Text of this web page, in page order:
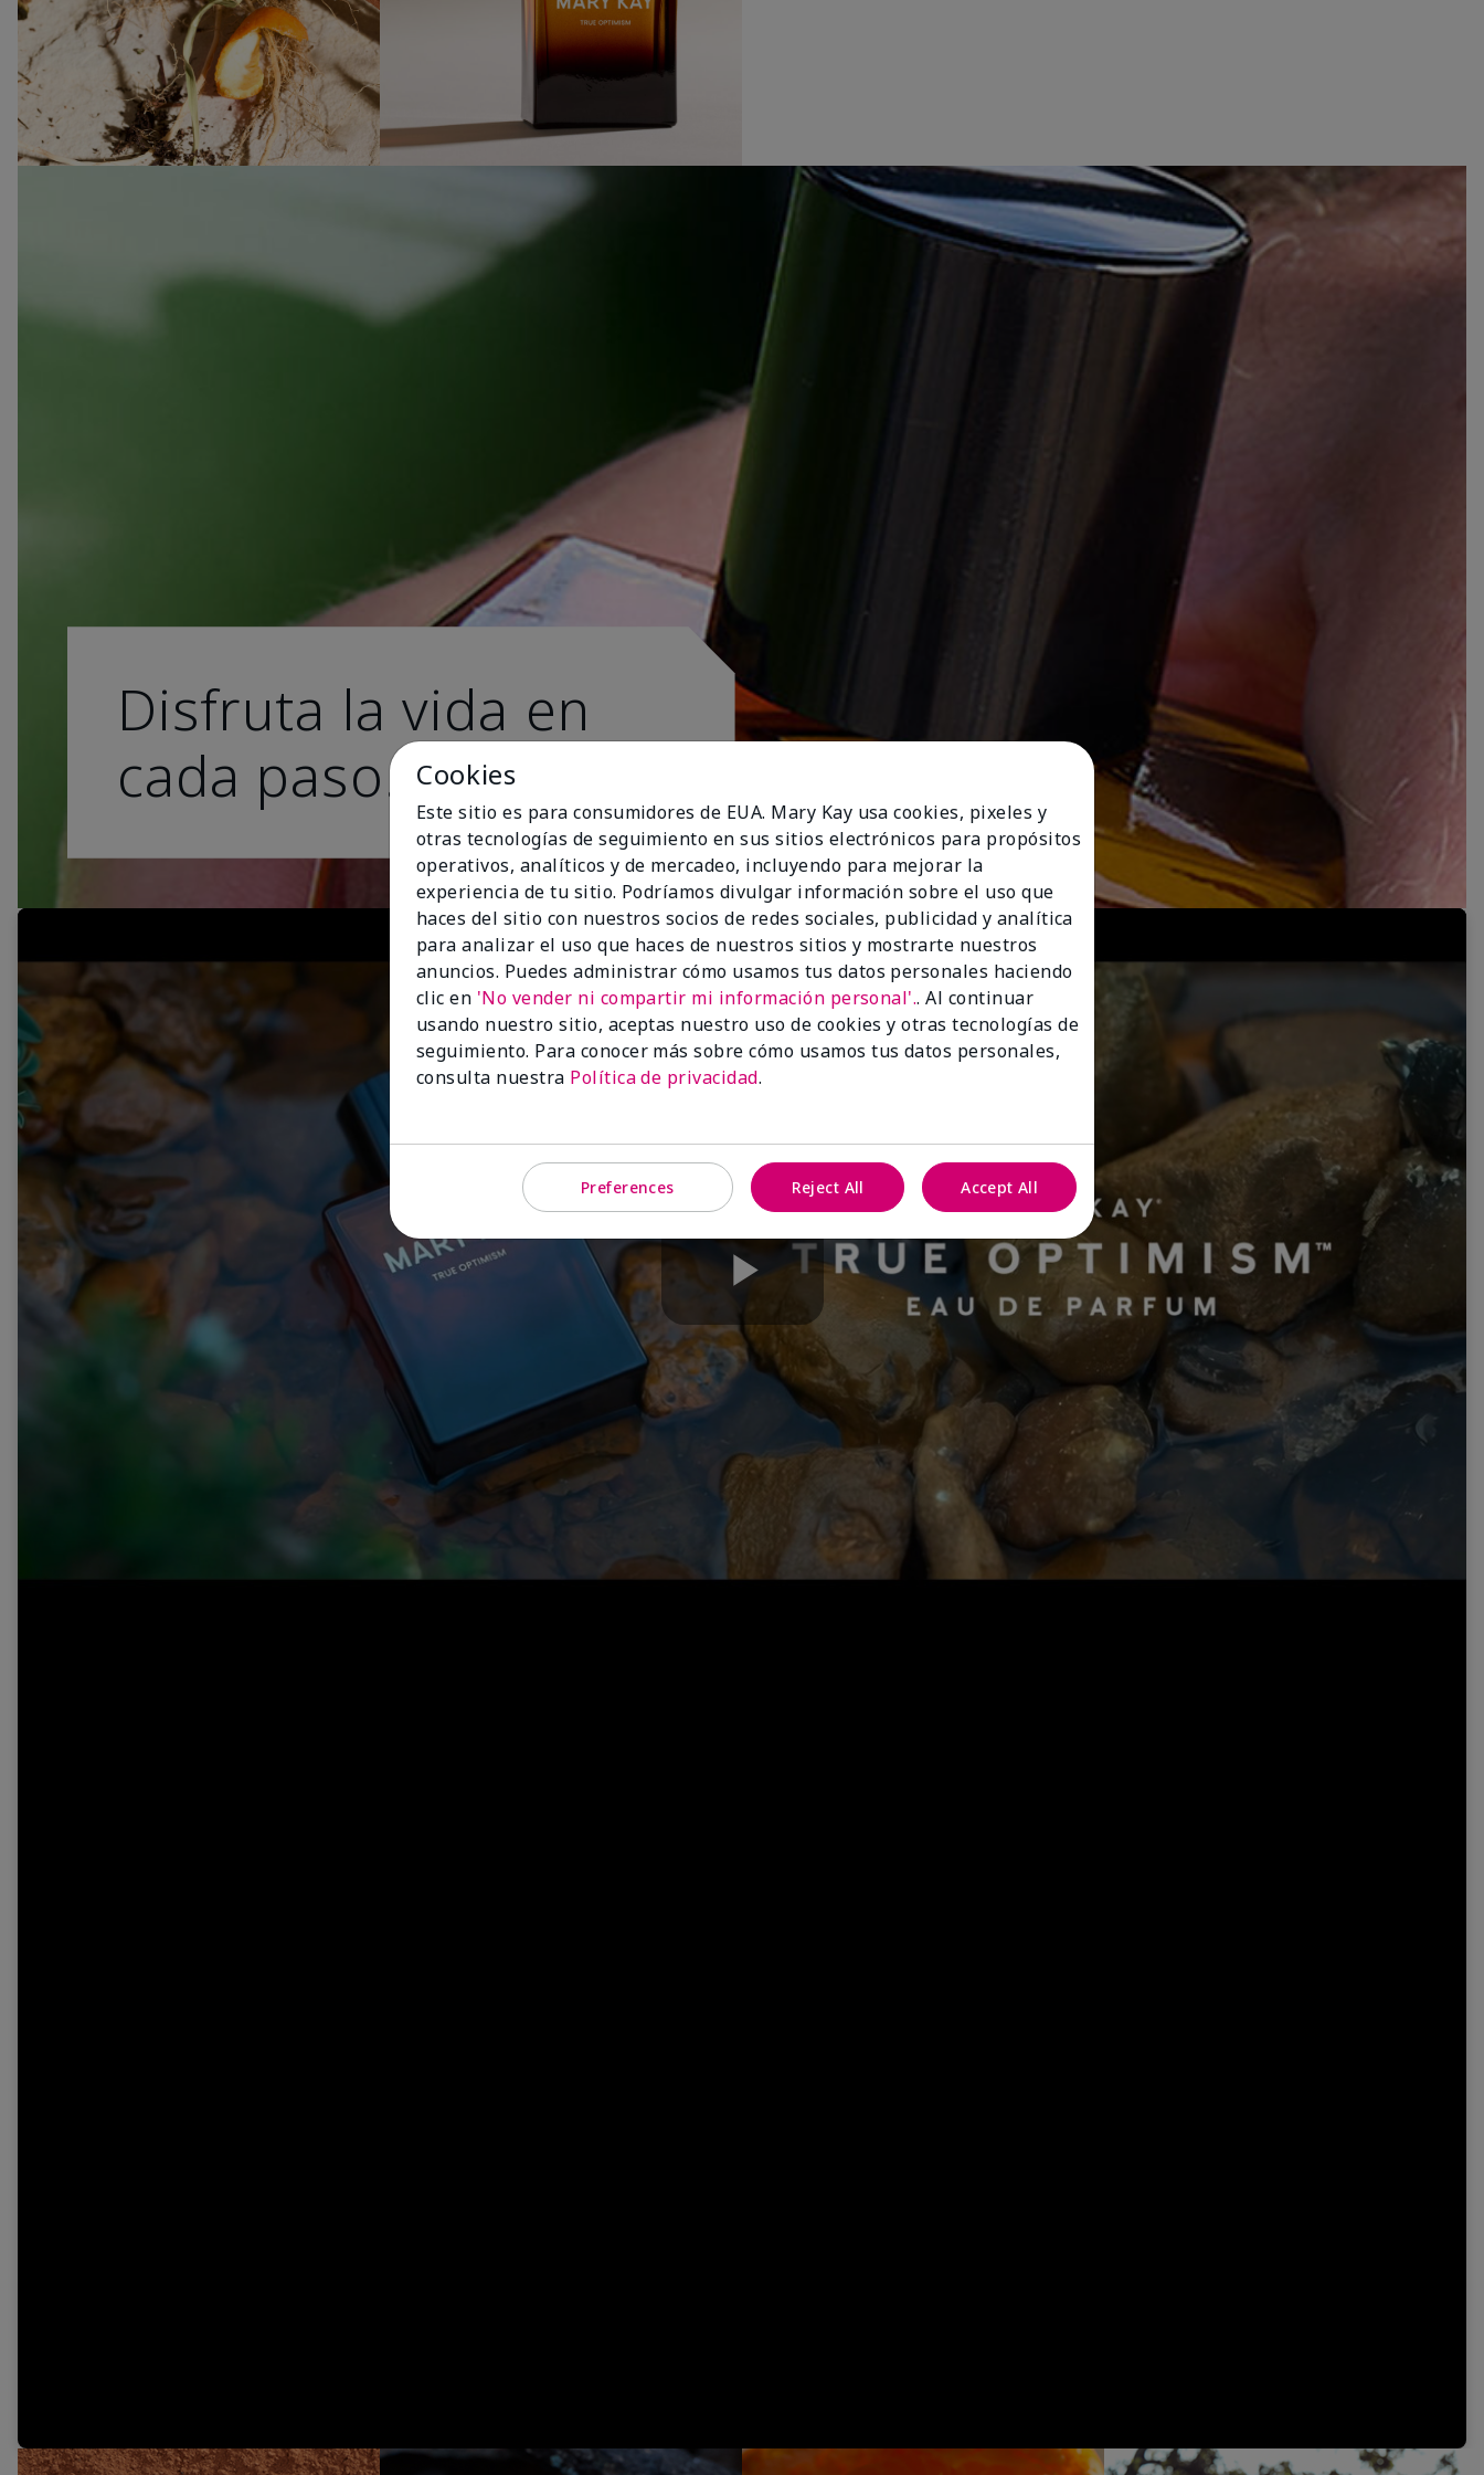
Disfruta la vida en
cada paso.
Play
Video
Cookies
Este sitio es para consumidores de EUA. Mary Kay usa cookies, pixeles y
otras tecnologías de seguimiento en sus sitios electrónicos para propósitos
operativos, analíticos y de mercadeo, incluyendo para mejorar la
experiencia de tu sitio. Podríamos divulgar información sobre el uso que
haces del sitio con nuestros socios de redes sociales, publicidad y analítica
para analizar el uso que haces de nuestros sitios y mostrarte nuestros
anuncios. Puedes administrar cómo usamos tus datos personales haciendo
clic en 'No vender ni compartir mi información personal'.. Al continuar
usando nuestro sitio, aceptas nuestro uso de cookies y otras tecnologías de
seguimiento. Para conocer más sobre cómo usamos tus datos personales,
consulta nuestra Política de privacidad.
Preferences Reject All Accept All